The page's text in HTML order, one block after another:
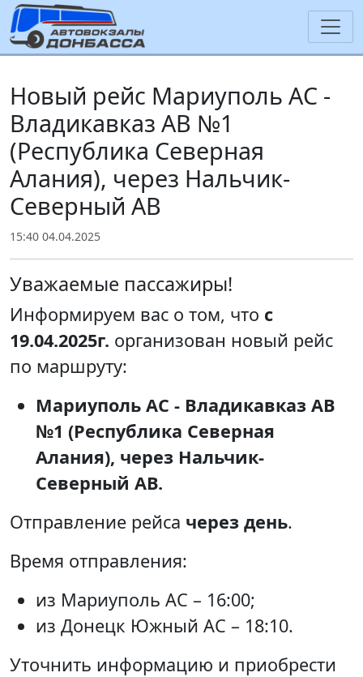
Новый рейс Мариуполь АС -
Владикавказ АВ №1
(Республика Северная
Алания), через Нальчик-
Северный АВ
15:40 04.04.2025
Уважаемые пассажиры!
Информируем вас о том, что с
19.04.2025г. организован новый рейс
по маршруту:
Мариуполь АС - Владикавказ АВ
№1 (Республика Северная
Алания), через Нальчик-
Северный АВ.
Отправление рейса через день.
Время отправления:
из Мариуполь АС – 16:00;
из Донецк Южный АС – 18:10.
Уточнить информацию и приобрести